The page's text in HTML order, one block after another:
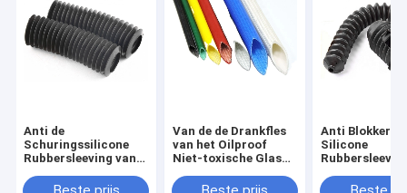
Anti de
Schuringssilicone
Rubbersleeving van
pvc-Pijp
Van de de Drankfles
van het Oilproof
Niet-toxische Glas
Antislip
Anti
Silicone
Anticorrosief